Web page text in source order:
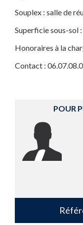
Souplex : salle de
Superficie sous-sol
Honoraires à la
Contact :
POUR